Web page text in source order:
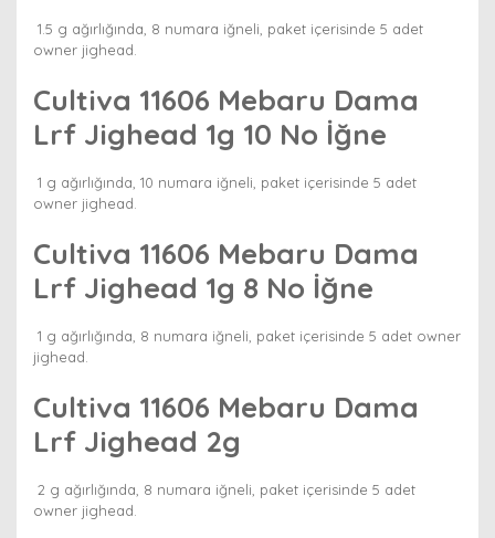
1.5 g ağırlığında, 8 numara iğneli, paket içerisinde 5 adet
owner jighead.
Cultiva 11606 Mebaru Dama
Lrf Jighead 1g 10 No İğne
1 g ağırlığında, 10 numara iğneli, paket içerisinde 5 adet
owner jighead.
Cultiva 11606 Mebaru Dama
Lrf Jighead 1g 8 No İğne
1 g ağırlığında, 8 numara iğneli, paket içerisinde 5 adet owner
jighead.
Cultiva 11606 Mebaru Dama
Lrf Jighead 2g
2 g ağırlığında, 8 numara iğneli, paket içerisinde 5 adet
owner jighead.